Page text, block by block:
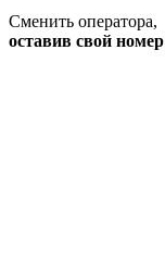
Сменить оператора,
оставив свой номер